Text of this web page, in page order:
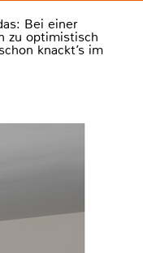
Bei einer
zu optimistisch
knackt’s im